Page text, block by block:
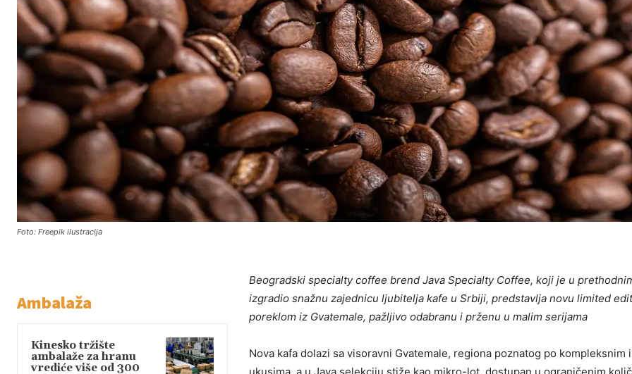
Foto: Freepik ilustracija
Ambalaža
Kinesko tržište
ambalaže za hranu
vrediće više od 300
Beogradski specialty coffee brend Java Specialty Coffee, koji je u
izgradio snažnu zajednicu ljubitelja kafe u Srbiji, predstavlja novu limited
poreklom iz Gvatemale, pažljivo odabranu i prženu u malim serijama
Nova kafa dolazi sa visoravni Gvatemale, regiona poznatog po kompleksnim
ukusima, a u Java selekciju stiže kao mikro-lot, dostupan u ograničenim